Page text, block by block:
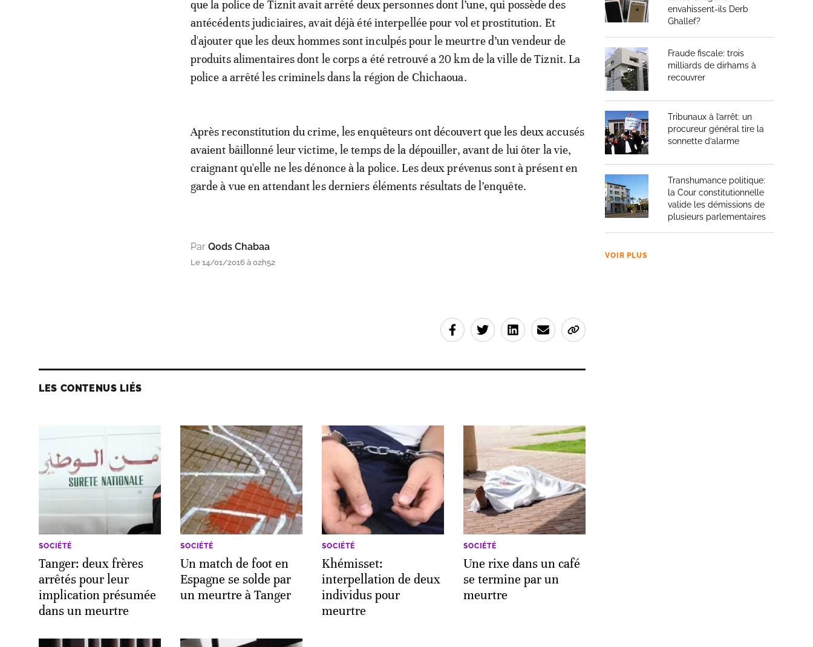
que la police de Tiznit avait arrêté deux personnes dont l’une, qui possède des
antécédents judiciaires, avait déjà été interpellée pour vol et prostitution. Et
d'ajouter que les deux hommes sont inculpés pour le meurtre d’un vendeur de
produits alimentaires dont le corps a été retrouvé a 20 km de la ville de Tiznit. La
police a arrêté les criminels dans la région de Chichaoua.
Après reconstitution du crime, les enquêteurs ont découvert que les deux accusés
avaient bâillonné leur victime, le temps de la dépouiller, avant de lui ôter la vie,
craignant qu'elle ne les dénonce à la police. Les deux prévenus sont à présent en
garde à vue en attendant les derniers éléments résultats de l’enquête.
Par Qods Chabaa
Le 14/01/2016 à 02h52
LES CONTENUS LIÉS
SOCIÉTÉ
Tanger: deux frères
arrêtés pour leur
implication présumée
dans un meurtre
SOCIÉTÉ
Un match de foot en
Espagne se solde par
un meurtre à Tanger
SOCIÉTÉ
Khémisset:
interpellation de deux
individus pour
meurtre
SOCIÉTÉ
Une rixe dans un café
se termine par un
meurtre
envahissent-ils Derb
Ghallef?
Fraude fiscale: trois
milliards de dirhams à
recouvrer
Tribunaux à l’arrêt: un
procureur général tire la
sonnette d’alarme
Transhumance politique:
la Cour constitutionnelle
valide les démissions de
plusieurs parlementaires
VOIR PLUS